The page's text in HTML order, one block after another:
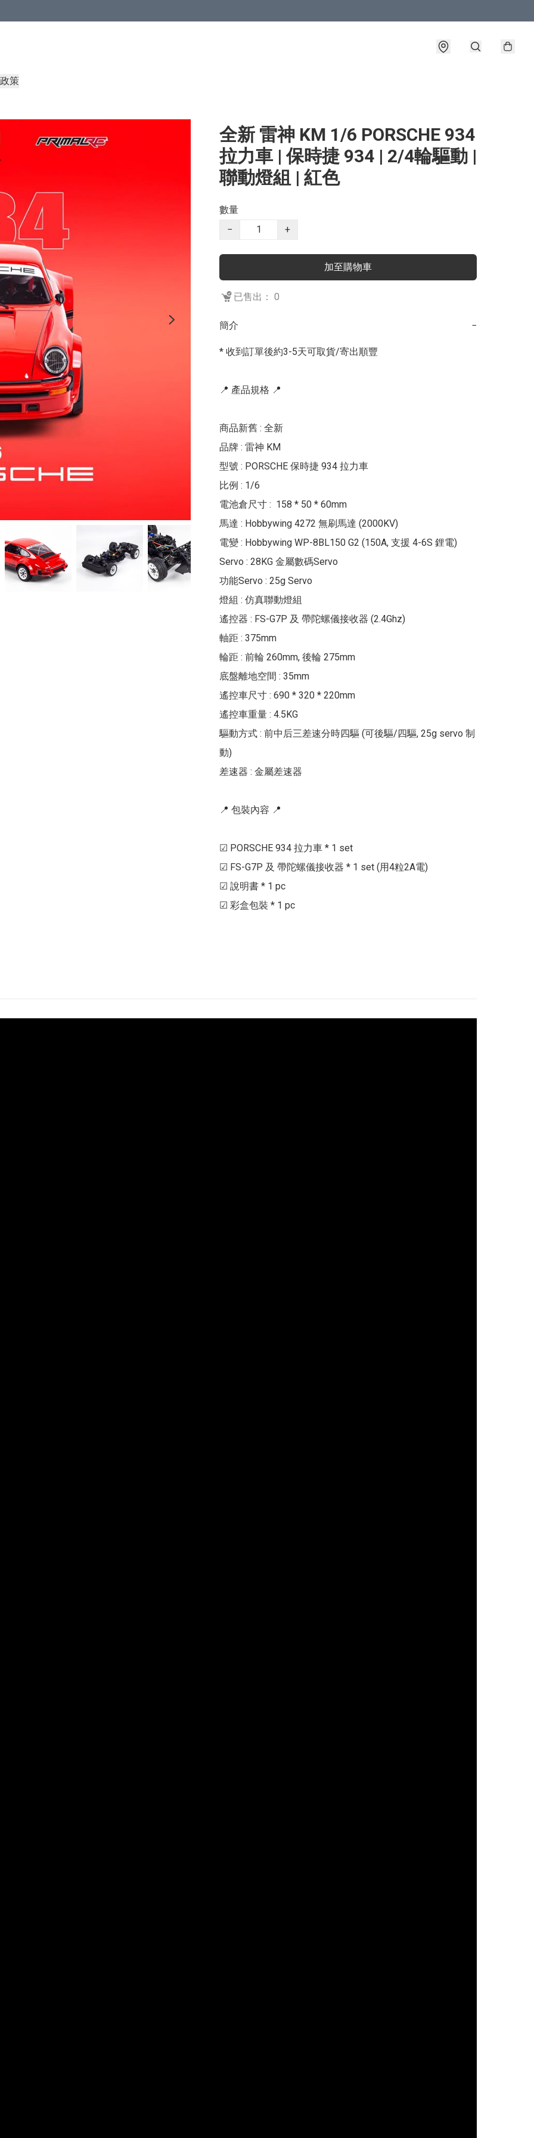
策
全新 雷神 KM 1/6 PORSCHE 934
拉力車 | 保時捷 934 | 2/4輪驅動 |
聯動燈組 | 紅色
數量
−
+
加至購物車
已售出： 0
簡介 −
* 收到訂單後約3-5天可取貨/寄出順豐
📍 產品規格 📍
商品新舊 : 全新
品牌 : 雷神 KM
型號 : PORSCHE 保時捷 934 拉力車
比例 : 1/6
電池倉尺寸 :  158 * 50 * 60mm
馬達 : Hobbywing 4272 無刷馬達 (2000KV)
電變 : Hobbywing WP-8BL150 G2 (150A, 支援 4-6S 鋰電)
Servo : 28KG 金屬數碼Servo
功能Servo : 25g Servo
燈組 : 仿真聯動燈組
遙控器 : FS-G7P 及 帶陀螺儀接收器 (2.4Ghz)
軸距 : 375mm
輪距 : 前輪 260mm, 後輪 275mm
底盤離地空間 : 35mm
遙控車尺寸 : 690 * 320 * 220mm
遙控車重量 : 4.5KG
驅動方式 : 前中后三差速分時四驅 (可後驅/四驅, 25g servo 制
動)
差速器 : 金屬差速器
📍 包裝內容 📍
☑ PORSCHE 934 拉力車 * 1 set
☑ FS-G7P 及 帶陀螺儀接收器 * 1 set (用4粒2A電)
☑ 說明書 * 1 pc
☑ 彩盒包裝 * 1 pc